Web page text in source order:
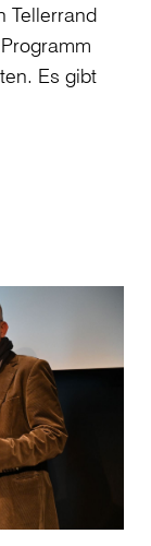
Tellerrand
Es gibt